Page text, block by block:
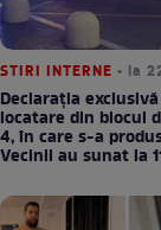
STIRI INTERNE • la
Declarația
locatare din blocul
4, în care s-a
Vecinii au sunat la